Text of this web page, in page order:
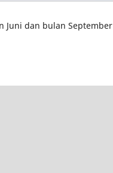
Juni dan bulan September